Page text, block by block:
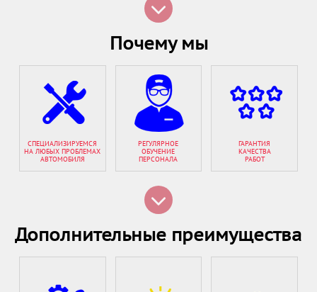
Почему мы
СПЕЦИАЛИЗИРУЕМСЯ
НА ЛЮБЫХ ПРОБЛЕМАХ
АВТОМОБИЛЯ
РЕГУЛЯРНОЕ
ОБУЧЕНИЕ
ПЕРСОНАЛА
ГАРАНТИЯ
КАЧЕСТВА
РАБОТ
Дополнительные преимущества